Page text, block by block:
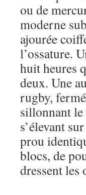
ou de
moderne
ajourée
l’ossature.
huit heures
deux. Une
rugby,
sillonnant
s’élevant
prou
blocs, de
dressent les